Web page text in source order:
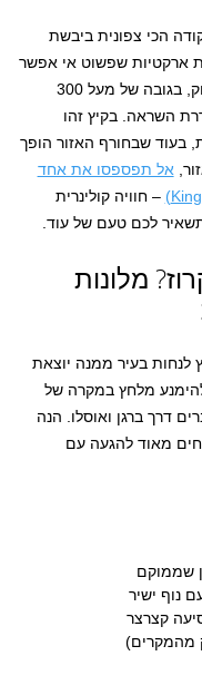
הכי צפונית ביבשת
ארקטיות שפשוט אי אפשר
לחוות במקומות אחרים. עמידה על קצה הצוק, בגובה של מעל 300
השראה. בקיץ זהו
שבחורף האזור הופך
אל תפספסו את אחד
– חוויה קולינרית
מלונות
לנחות בעיר ממנה יוצאת
מלחץ במקרה של
דרך ברגן ואוסלו. הנה
מאוד להגעה עם
שממוקם
נוף ישיר
קצרצר
מהמקרים)